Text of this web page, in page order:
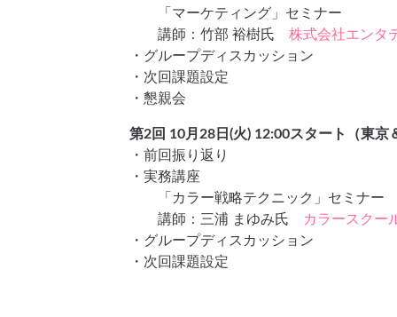
「マーケティング」セミナー
講師：竹部 裕樹氏 株式会社エンタ
・グループディスカッション
・次回課題設定
・懇親会
第2回 10月28日(火) 12:00スタート（東京
・前回振り返り
・実務講座
「カラー戦略テクニック」セミナー
講師：三浦 まゆみ氏
カラースクー
・グループディスカッション
・次回課題設定